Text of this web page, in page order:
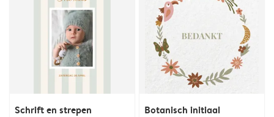
Schrift en strepen Botanisch initiaal